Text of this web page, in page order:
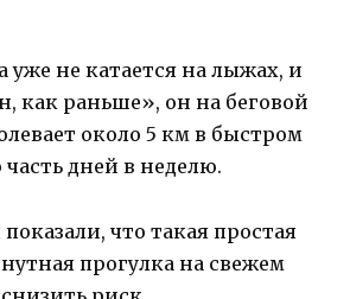
не катается на лыжах, и
как раньше», он на беговой
около 5 км в быстром
дней в неделю.
что такая простая
прогулка на свежем